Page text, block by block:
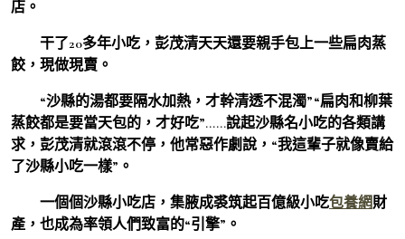
店。
干了20多年小吃，彭茂清天天還要親手包上一些扁肉蒸
餃，現做現賣。
“沙縣的湯都要隔水加熱，才幹清透不混濁”“扁肉和柳葉
蒸餃都是要當天包的，才好吃”……說起沙縣名小吃的各類講
求，彭茂清就滾滾不停，他常惡作劇說，“我這輩子就像賣給
了沙縣小吃一樣”。
一個個沙縣小吃店，集腋成裘筑起百億級小吃包養網財
產，也成為率領人們致富的“引擎”。